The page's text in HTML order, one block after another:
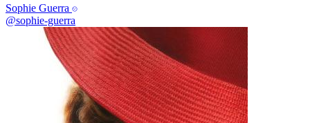
Sophie Guerra
@sophie-guerra